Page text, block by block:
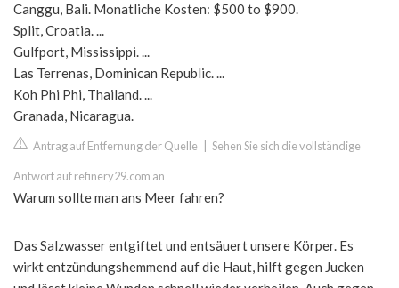
Canggu, Bali. Monatliche Kosten: $500 to $900.
Split, Croatia. ...
Gulfport, Mississippi. ...
Las Terrenas, Dominican Republic. ...
Koh Phi Phi, Thailand. ...
Granada, Nicaragua.
Antrag auf Entfernung der Quelle Sehen Sie sich die vollständige
Antwort auf refinery29.com an
Warum sollte man ans Meer fahren?
Das Salzwasser entgiftet und entsäuert unsere Körper. Es
wirkt entzündungshemmend auf die Haut, hilft gegen Jucken